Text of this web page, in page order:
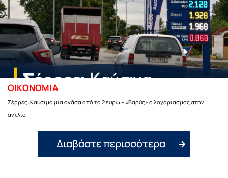
ΟΙΚΟΝΟΜΙΑ
Σέρρες: Καύσιμα μια ανάσα από τα 2 ευρώ – «Βαρύς» ο λογαριασμός στην
αντλία
Διαβάστε περισσότερα